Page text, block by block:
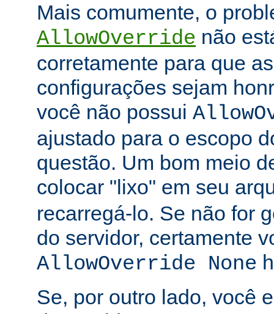
Mais comumente, o
AllowOverride não
corretamente para que
configurações sejam
você não possui
ajustado para o escopo
questão. Um bom meio
colocar "lixo" em seu
recarregá-lo. Se não for
do servidor, certamente
AllowOverride None
Se, por outro lado, você